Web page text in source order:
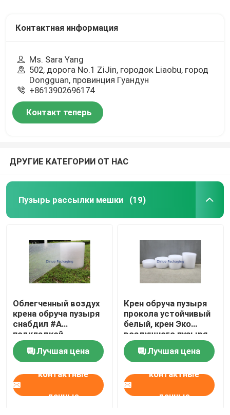
Контактная информация
Ms. Sara Yang
502, дорога No.1 ZiJin, городок Liaobu, город
Dongguan, провинция Гуандун
+8613902696174
Контакт теперь
ДРУГИЕ КАТЕГОРИИ ОТ НАС
Пузырь рассылки мешки (19)
Облегченный воздух
крена обруча пузыря
снабдил #А
подкладкой
95кс155мм
коррозионностойкое
Лучшая цена
контактные
данные
Крен обруча пузыря
прокола устойчивый
белый, крен Эко
воздушного пузыря
дружелюбное
Лучшая цена
контактные
данные